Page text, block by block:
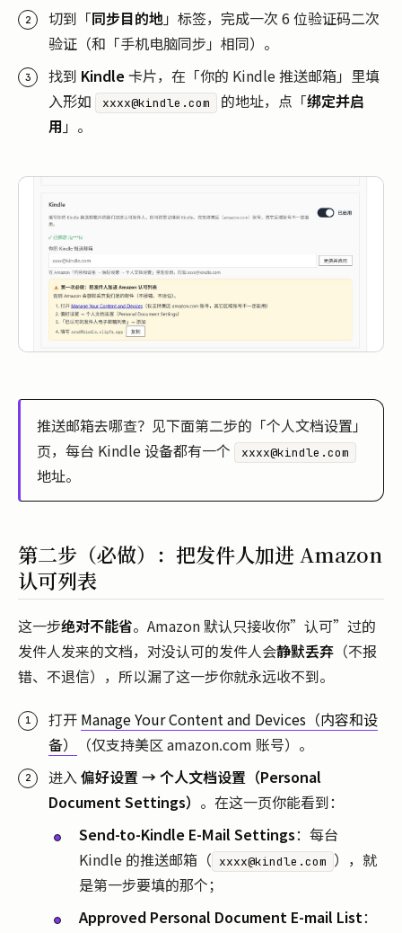
切到「同步目的地」标签，完成一次 6 位验证码二次
验证（和「手机电脑同步」相同）。
找到 Kindle卡片，在「你的 Kindle 推送邮箱」里填
入形如
xxxx@kindle.com 的地址，点「绑定并启
用 」。
推送邮箱去哪查？见下面第二步的「个人文档设置」
页，每台 Kindle 设备都有一个
xxxx@kindle.com
地址。
第二步（必做）：把发件人加进 Amazon
认可列表
这一步绝对不能省。Amazon 默认只接收你”认可”过的
发件人发来的文档，对没认可的发件人会静默丢弃 （不报
错、不退信），所以漏了这一步你就永远收不到。
打开 Manage Your Content and Devices（内容和设
备）
（仅支持美区 amazon.com 账号）。
进入 偏好设置 → 个人文档设置（Personal
Document Settings） 。在这一页你能看到：
Send-to-Kindle E-Mail Settings：每台
Kindle 的推送邮箱（ xxxx@kindle.com ），就
是第一步要填的那个；
Approved Personal Document E-mail List：